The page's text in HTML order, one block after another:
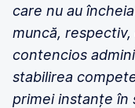
care nu au
muncă,
contencios
stabilirea
primei instanțe în